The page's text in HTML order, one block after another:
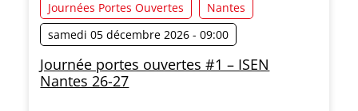
Journées Portes Ouvertes
Nantes
samedi 05 décembre 2026 - 09:00
Journée portes ouvertes #1 – ISEN
Nantes 26-27